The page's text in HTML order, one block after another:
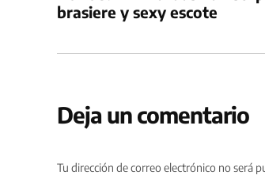
entradas
brasiere y sexy escote
Deja un comentario
Tu dirección de correo electrónico no será